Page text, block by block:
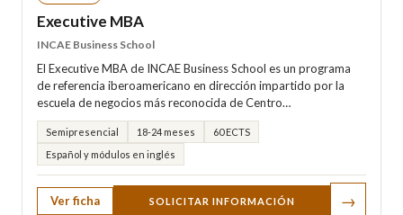
Executive MBA
INCAE Business School
El Executive MBA de INCAE Business School es un programa
de referencia iberoamericano en dirección impartido por la
escuela de negocios más reconocida de Centro…
Semipresencial 18-24 meses
60 ECTS
Español y módulos en inglés
Ver ficha SOLICITAR INFORMACIÓN →